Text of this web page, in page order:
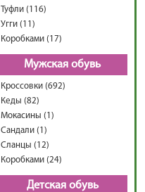
Туфли (116)
Угги (11)
Коробками (17)
Мужская обувь
Кроссовки (692)
Кеды (82)
Мокасины (1)
Сандали (1)
Сланцы (12)
Коробками (24)
Детская обувь